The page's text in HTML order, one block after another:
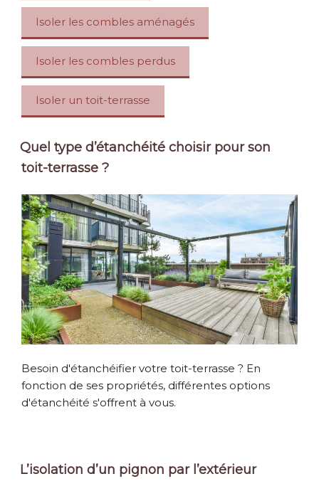
Isoler les combles aménagés
Isoler les combles perdus
Isoler un toit-terrasse
Quel type d’étanchéité choisir pour son
toit-terrasse ?
Besoin d'étanchéifier votre toit-terrasse ? En
fonction de ses propriétés, différentes options
d'étanchéité s'offrent à vous.
L’isolation d’un pignon par l’extérieur